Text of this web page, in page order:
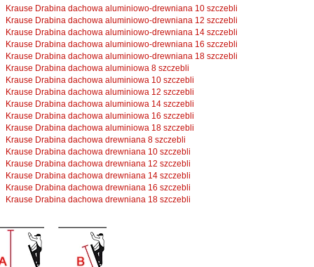
Krause Drabina dachowa aluminiowo-drewniana 10 szczebli
Krause Drabina dachowa aluminiowo-drewniana 12 szczebli
Krause Drabina dachowa aluminiowo-drewniana 14 szczebli
Krause Drabina dachowa aluminiowo-drewniana 16 szczebli
Krause Drabina dachowa aluminiowo-drewniana 18 szczebli
Krause Drabina dachowa aluminiowa 8 szczebli
Krause Drabina dachowa aluminiowa 10 szczebli
Krause Drabina dachowa aluminiowa 12 szczebli
Krause Drabina dachowa aluminiowa 14 szczebli
Krause Drabina dachowa aluminiowa 16 szczebli
Krause Drabina dachowa aluminiowa 18 szczebli
Krause Drabina dachowa drewniana 8 szczebli
Krause Drabina dachowa drewniana 10 szczebli
Krause Drabina dachowa drewniana 12 szczebli
Krause Drabina dachowa drewniana 14 szczebli
Krause Drabina dachowa drewniana 16 szczebli
Krause Drabina dachowa drewniana 18 szczebli